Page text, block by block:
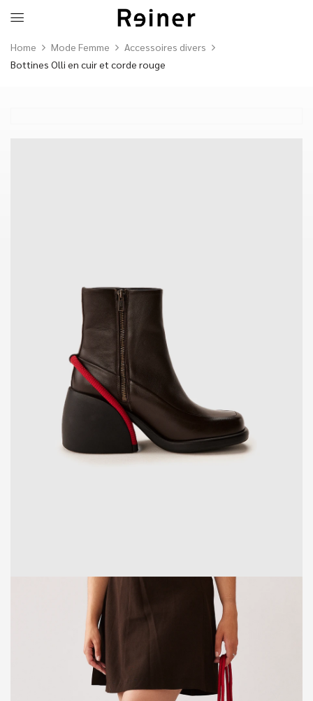
Home Mode Femme
Accessoires divers
Bottines Olli en cuir et corde rouge